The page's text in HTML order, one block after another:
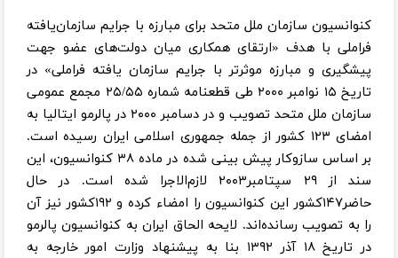
کنوانسیون سازمان ملل متحد برای مبارزه با جرایم سازمان‌یافته
فراملی با هدف «ارتقای همکاری میان دولت‌های عضو جهت
پیشگیری و مبارزه موثرتر با جرایم سازمان یافته فراملی» در
تاریخ ۱۵ نوامبر ۲۰۰۰ طی قطعنامه شماره ۲۵/۵۵ مجمع عمومی
سازمان ملل متحد تصویب و در دسامبر ۲۰۰۰ در پالرمو ایتالیا به
امضای ۱۲۳ کشور از جمله جمهوری اسلامی ایران رسیده است.
بر اساس سازوکار پیش بینی شده در ماده ۳۸ کنوانسیون، این
سند از ۲۹ سپتامبر۲۰۰۳ لازم‌الاجرا شده است. در حال
حاضر۱۴۷کشور این کنوانسیون را امضاء کرده و ۱۹۲کشور نیز آن
را به تصویب رسانده‌اند. لایحه الحاق ایران به کنوانسیون پالرمو
در تاریخ ۱۸ آذر ۱۳۹۲ بنا به پیشنهاد وزارت امور خارجه به